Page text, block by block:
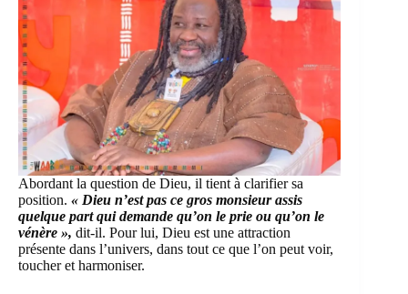
Abordant la question de Dieu, il tient à clarifier sa
position. « Dieu n’est pas ce gros monsieur assis
quelque part qui demande qu’on le prie ou qu’on le
vénère », dit-il. Pour lui, Dieu est une attraction
présente dans l’univers, dans tout ce que l’on peut voir,
toucher et harmoniser.